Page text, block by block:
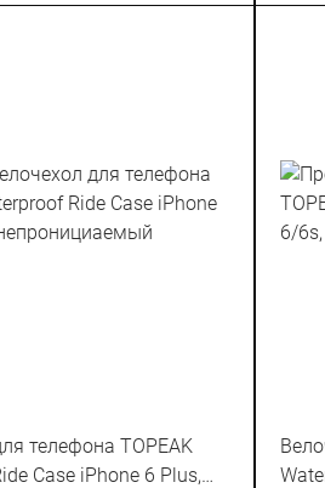
телефона TOPEAK
Case iPhone 6 Plus,